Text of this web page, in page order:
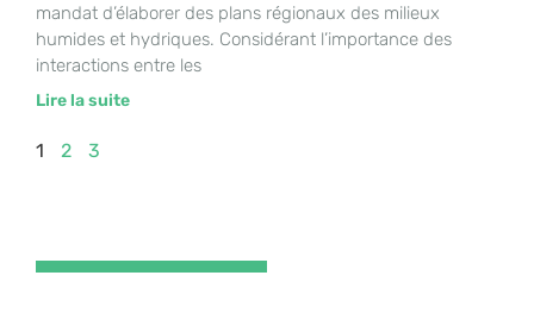
mandat d’élaborer des plans régionaux des milieux
humides et hydriques. Considérant l’importance des
interactions entre les
Lire la suite
1 2 3